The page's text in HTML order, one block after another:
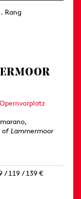
Rang
of Lammermoor
/ 119 / 139 €